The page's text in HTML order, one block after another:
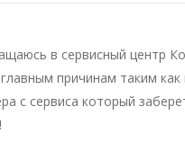
в сервисный центр
причинам таким
с сервиса который